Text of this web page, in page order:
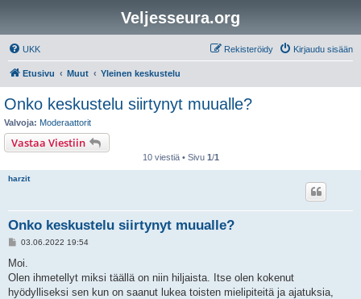
Veljesseura.org
UKK Kirjaudu sisään
Rekisteröidy
Etusivu Muut Yleinen keskustelu
Onko keskustelu siirtynyt muualle?
Valvoja: Moderaattorit
Vastaa Viestiin
10 viestiä • Sivu 1/1
harzit
Onko keskustelu siirtynyt muualle?
V
e
t
i
03.06.2022 19:54
Moi.
Olen ihmetellyt miksi täällä on niin hiljaista. Itse olen kokenut
hyödylliseksi sen kun on saanut lukea toisten mielipiteitä ja ajatuksia,